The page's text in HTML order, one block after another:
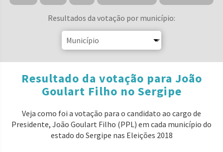
Resultados da votação por município:
Resultado da votação para João
Goulart Filho no Sergipe
Veja como foi a votação para o candidato ao cargo de
Presidente, João Goulart Filho (PPL) em cada município do
estado do Sergipe nas Eleições 2018